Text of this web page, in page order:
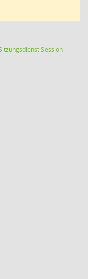
Session(Wird in